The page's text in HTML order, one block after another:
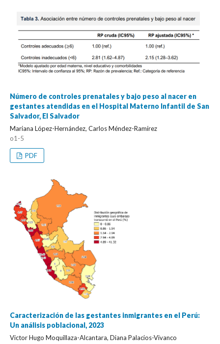
Número de controles prenatales y bajo peso al nacer en
gestantes atendidas en el Hospital Materno Infantil de San
Salvador, El Salvador
Mariana López-Hernández, Carlos Méndez-Ramírez
o1-5
PDF
Caracterización de las gestantes inmigrantes en el Perú:
Un análisis poblacional, 2023
Victor Hugo Moquillaza-Alcantara, Diana Palacios-Vivanco